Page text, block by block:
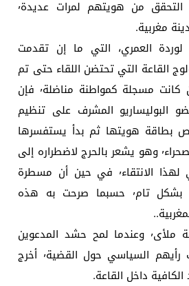
الآخر من الدخول بعد التحقق من هويتهم لمرات عديدة٬
مغربية.
العمري، التي ما إن تقدمت
القاعة التي تحتضن اللقاء حتى تم
إخبارها بأنها حتى وإن كانت مسجلة كمواطنة مناضلة٬ فإن
البوليساريو المشرف على تنظيم
تفحص بطاقة هويتها ثم بدأ يستفسرها
عن رأيها حول قضية الصحراء٬ وهو يشعر بالحرج لاضطراره إلى
كشف السبب الحقيقي لهذا الانتقاء٬ في حين أن مسطرة
التسجيل تم احترامها بشكل تام٬ حسبما صرحت به هذه
عندئذ ادعى بأن القاعة ملأى٬ وعندما لمح حشد المدعوين
الذين تم فرزهم حسب رأيهم السياسي حول القضية٬ أخرج
داخل القاعة.